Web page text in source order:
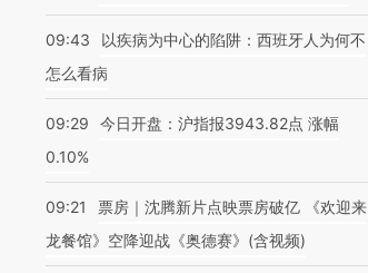
09:43
以疾病为中心的陷阱：西班牙人为何不
怎么看病
09:29
今日开盘：沪指报3943.82点 涨幅
0.10%
09:21
票房｜沈腾新片点映票房破亿 《欢迎来
龙餐馆》空降迎战《奥德赛》(含视频)